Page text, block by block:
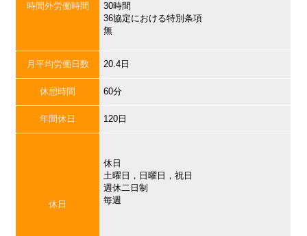
時間外労働時間
30時間
36協定における特別条項
無
月平均労働日数 20.4日
休憩時間 60分
年間休日 120日
休日
休日
土曜日，日曜日，祝日
週休二日制
毎週